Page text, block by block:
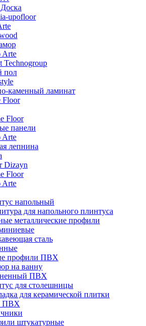
upofloor
Arte
Technogroup
пол
каменный ламинат
Floor
Floor
панели
Arte
лепнина
Dizayn
Floor
Arte
напольный
для напольного плинтуса
металлические профили
сталь
профили ПВХ
на ванну
ПВХ
для столешницы
для керамической плитки
ПВХ
штукатурные